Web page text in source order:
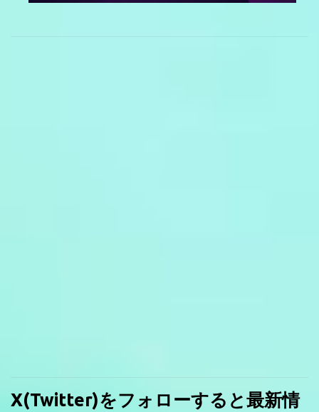
X(Twitter)をフォローすると最新情